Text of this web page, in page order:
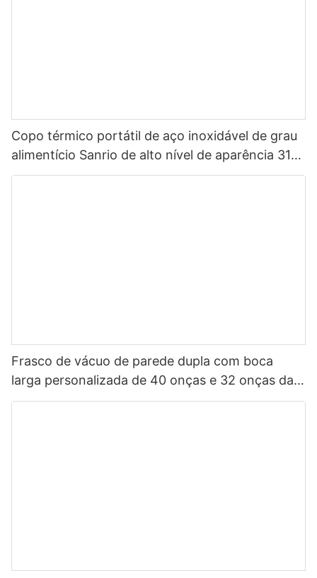
Copo térmico portátil de aço inoxidável de grau
alimentício Sanrio de alto nível de aparência 316
para crianças
Frasco de vácuo de parede dupla com boca
larga personalizada de 40 onças e 32 onças da
China, garrafa de água esportiva isolada em aço